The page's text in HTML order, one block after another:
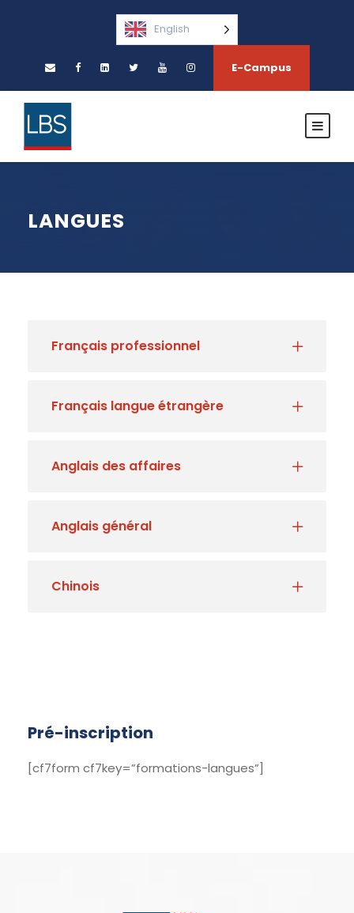
English
E-Campus
LANGUES
Français professionnel
Français langue étrangère
Anglais des affaires
Anglais général
Chinois
Pré-inscription
[cf7form cf7key=”formations-langues”]